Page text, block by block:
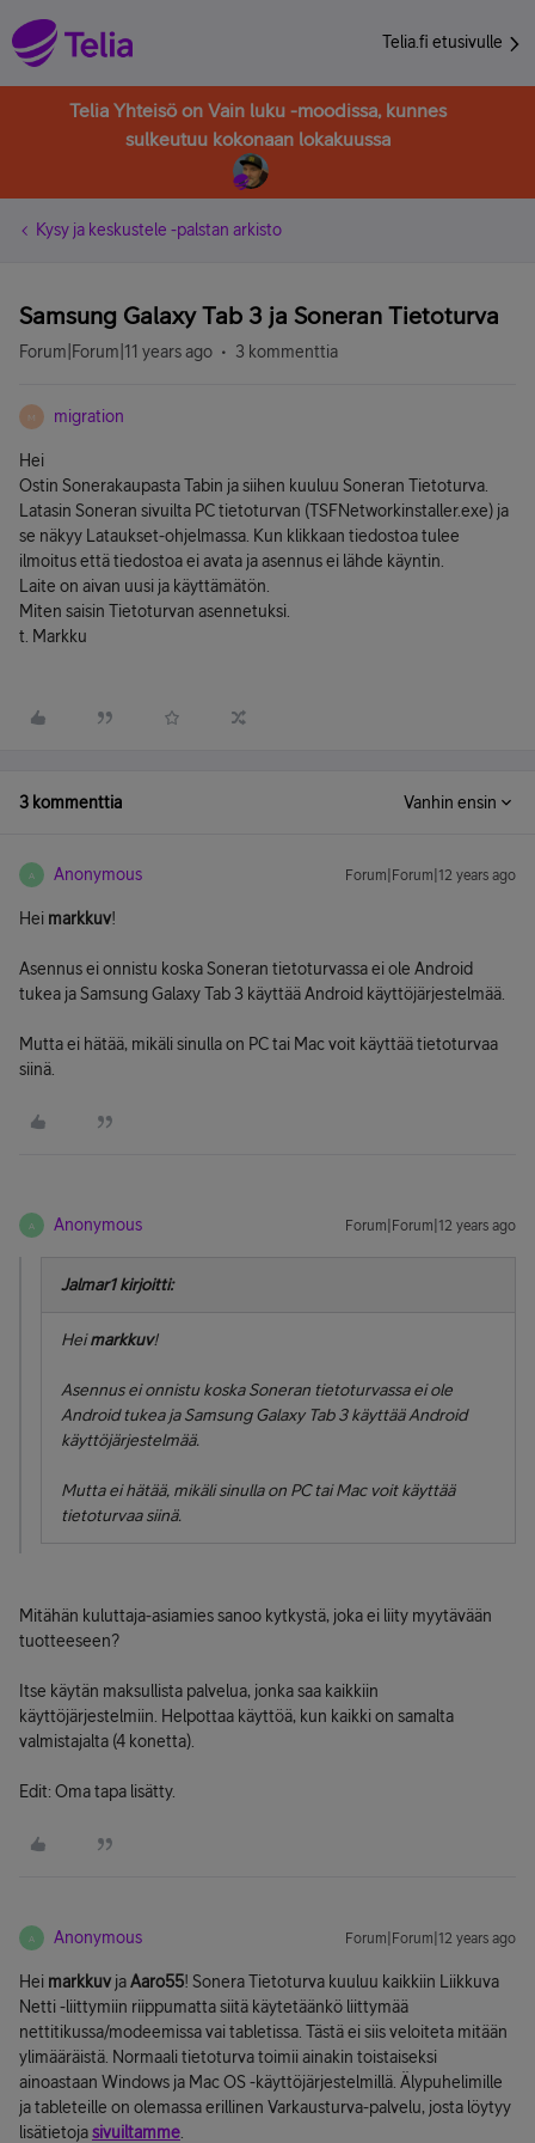
Telia.fi etusivulle
Telia Yhteisö on Vain luku -moodissa, kunnes
sulkeutuu kokonaan lokakuussa
Kysy ja keskustele -palstan arkisto
Samsung Galaxy Tab 3 ja Soneran Tietoturva
Forum|Forum|11 years ago 3 kommenttia
M migration
Hei
Ostin Sonerakaupasta Tabin ja siihen kuuluu Soneran Tietoturva.
Latasin Soneran sivuilta PC tietoturvan (TSFNetworkinstaller.exe) ja
se näkyy Lataukset-ohjelmassa. Kun klikkaan tiedostoa tulee
ilmoitus että tiedostoa ei avata ja asennus ei lähde käyntin.
Laite on aivan uusi ja käyttämätön.
Miten saisin Tietoturvan asennetuksi.
t. Markku
3 kommenttia Vanhin ensin
A Anonymous Forum|Forum|12 years ago
Hei markkuv!
Asennus ei onnistu koska Soneran tietoturvassa ei ole Android
tukea ja Samsung Galaxy Tab 3 käyttää Android käyttöjärjestelmää.
Mutta ei hätää, mikäli sinulla on PC tai Mac voit käyttää tietoturvaa
siinä.
A Anonymous Forum|Forum|12 years ago
Jalmar1 kirjoitti:
Heimarkkuv!
Asennus ei onnistu koska Soneran tietoturvassa ei ole
Android tukea ja Samsung Galaxy Tab 3 käyttää Android
käyttöjärjestelmää.
Mutta ei hätää, mikäli sinulla on PC tai Mac voit käyttää
tietoturvaa siinä.
Mitähän kuluttaja-asiamies sanoo kytkystä, joka ei liity myytävään
tuotteeseen?
Itse käytän maksullista palvelua, jonka saa kaikkiin
käyttöjärjestelmiin. Helpottaa käyttöä, kun kaikki on samalta
valmistajalta (4 konetta).
Edit: Oma tapa lisätty.
A Anonymous Forum|Forum|12 years ago
Hei markkuv jaAaro55! Sonera Tietoturva kuuluu kaikkiin Liikkuva
Netti -liittymiin riippumatta siitä käytetäänkö liittymää
nettitikussa/modeemissa vai tabletissa. Tästä ei siis veloiteta mitään
ylimääräistä. Normaali tietoturva toimii ainakin toistaiseksi
ainoastaan Windows ja Mac OS -käyttöjärjestelmillä. Älypuhelimille
ja tableteille on olemassa erillinen Varkausturva-palvelu, josta löytyy
lisätietojasivuiltamme